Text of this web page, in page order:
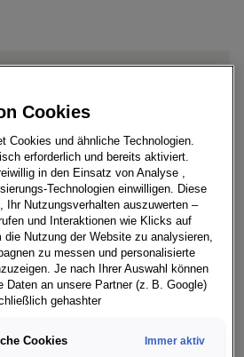
und ein ganzheitlich
iV: Erstes rein elektrisches
iV: Erstes ŠKODA Modell
erstmals auch beim
Cookies
Cookies und ähnliche Technologien.
erforderlich und bereits aktiviert.
in den Einsatz von Analyse ,
Technologien einwilligen. Diese
Ihr Nutzungsverhalten auszuwerten –
und Interaktionen wie Klicks auf
die Nutzung der Website zu analysieren,
zu messen und personalisierte
Je nach Ihrer Auswahl können
Daten an unsere Partner (z. B. Google)
gehashter
Telefonnummer).
Cookies Immer aktiv